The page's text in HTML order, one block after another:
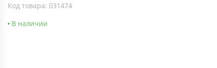
Код товара: 031474
В наличии